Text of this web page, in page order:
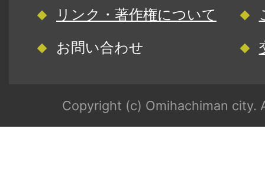
リンク・著作権について
お問い合わせ
Copyright (c) Omihachiman city.